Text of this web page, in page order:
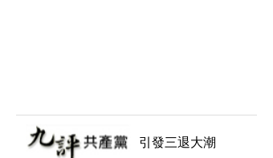
引發三退大潮